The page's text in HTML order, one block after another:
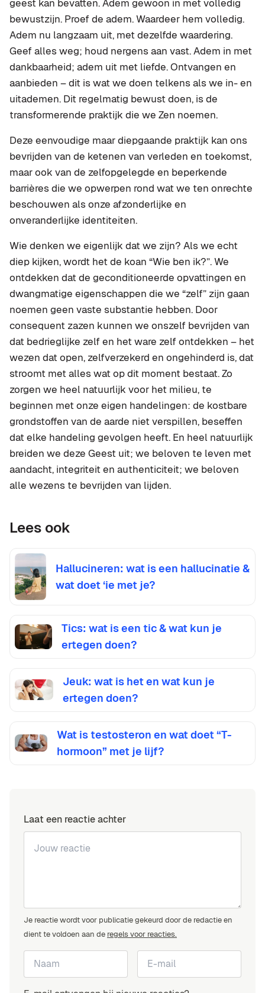
geest kan bevatten. Adem gewoon in met volledig
bewustzijn. Proef de adem. Waardeer hem volledig.
Adem nu langzaam uit, met dezelfde waardering.
Geef alles weg; houd nergens aan vast. Adem in met
dankbaarheid; adem uit met liefde. Ontvangen en
aanbieden – dit is wat we doen telkens als we in- en
uitademen. Dit regelmatig bewust doen, is de
transformerende praktijk die we Zen noemen.
Deze eenvoudige maar diepgaande praktijk kan ons
bevrijden van de ketenen van verleden en toekomst,
maar ook van de zelfopgelegde en beperkende
barrières die we opwerpen rond wat we ten onrechte
beschouwen als onze afzonderlijke en
onveranderlijke identiteiten.
Wie denken we eigenlijk dat we zijn? Als we echt
diep kijken, wordt het de koan “Wie ben ik?”. We
ontdekken dat de geconditioneerde opvattingen en
dwangmatige eigenschappen die we “zelf” zijn gaan
noemen geen vaste substantie hebben. Door
consequent zazen kunnen we onszelf bevrijden van
dat bedrieglijke zelf en het ware zelf ontdekken – het
wezen dat open, zelfverzekerd en ongehinderd is, dat
stroomt met alles wat op dit moment bestaat. Zo
zorgen we heel natuurlijk voor het milieu, te
beginnen met onze eigen handelingen: de kostbare
grondstoffen van de aarde niet verspillen, beseffen
dat elke handeling gevolgen heeft. En heel natuurlijk
breiden we deze Geest uit; we beloven te leven met
aandacht, integriteit en authenticiteit; we beloven
alle wezens te bevrijden van lijden.
Lees ook
Hallucineren: wat is een hallucinatie &
wat doet ‘ie met je?
Tics: wat is een tic & wat kun je
ertegen doen?
Jeuk: wat is het en wat kun je
ertegen doen?
Wat is testosteron en wat doet “T-
hormoon” met je lijf?
Laat een reactie achter
Je reactie wordt voor publicatie gekeurd door de redactie en
dient te voldoen aan de regels voor reacties.